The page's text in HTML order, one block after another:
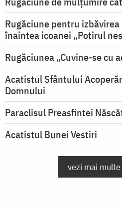
Rugăciune pentru
înaintea icoanei „Potirul
Rugăciunea „Cuvine-se cu
Acatistul Sfântului
Domnului
Paraclisul Preasfintei
Acatistul Bunei Vestiri
vezi mai